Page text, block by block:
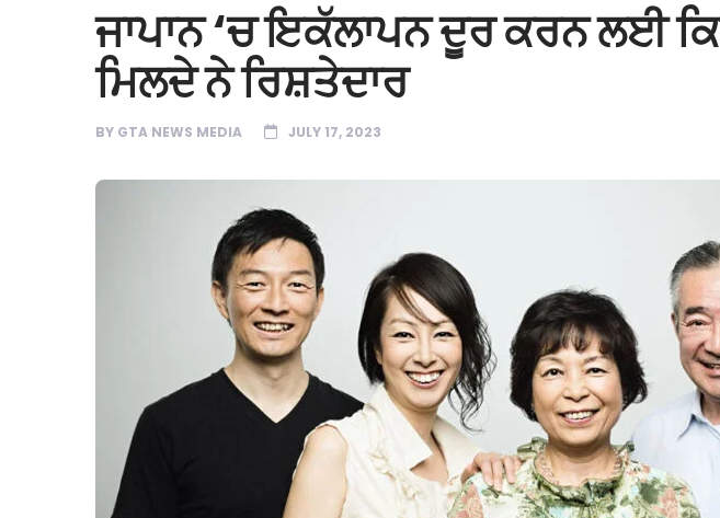
ਜਾਪਾਨ ‘ਚ ਇਕੱਲਾਪਨ ਦੂਰ ਕਰਨ ਲਈ
ਮਿਲਦੇ ਨੇ ਰਿਸ਼ਤੇਦਾਰ
BY GTA NEWS MEDIA JULY 17, 2023